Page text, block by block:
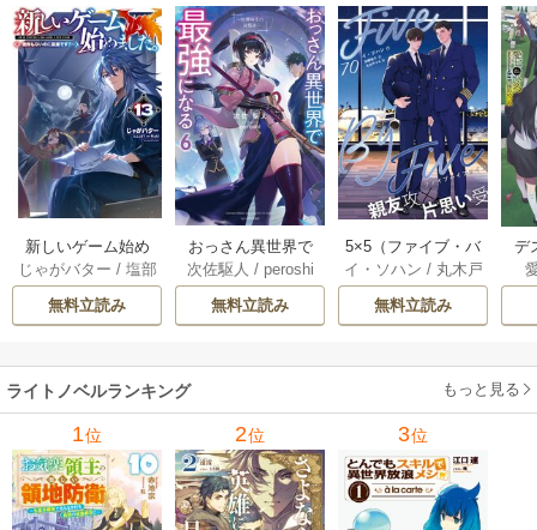
新しいゲーム始め
ました。～使命も
ないのに最強で
す？～ 13巻
じゃがバター / 塩部
縁
/ りりんら
無料立読み
おっさん異世界で
最強になる 6巻
次佐駆人 / peroshi
無料立読み
5×5（ファイブ・バ
イ・ファイブ）
［分冊版］ 70巻
イ・ソハン / 丸木戸
マキ / 加藤智子
無料立読み
デ
ライトノベルランキング もっと見る
1位 2位 3位